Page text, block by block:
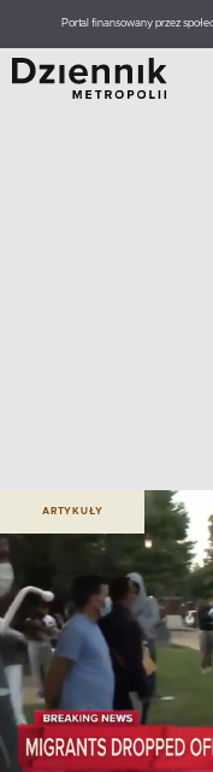
Portal finansowany przez
ARTYKUŁY